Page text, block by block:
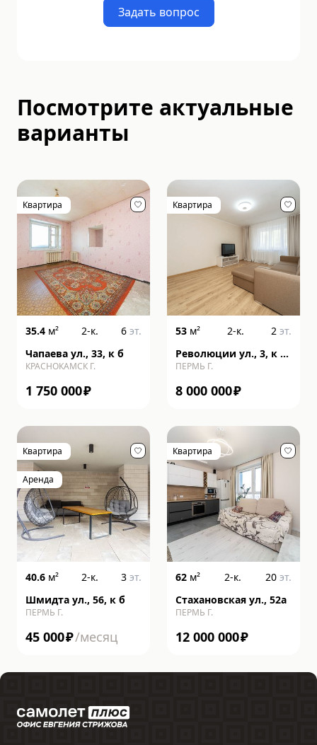
Задать вопрос
Посмотрите актуальные
варианты
Квартира
35.4 м² 2-к. 6 эт.
Чапаева ул., 33, к б
КРАСНОКАМСК Г.
1 750 000₽
Квартира
53 м² 2-к. 2 эт.
Революции ул., 3, к Б,
строение 4
ПЕРМЬ Г.
8 000 000₽
Квартира
Аренда
40.6 м² 2-к. 3 эт.
Шмидта ул., 56, к б
ПЕРМЬ Г.
45 000₽/месяц
Квартира
62 м² 2-к. 20 эт.
Стахановская ул., 52а
ПЕРМЬ Г.
12 000 000₽